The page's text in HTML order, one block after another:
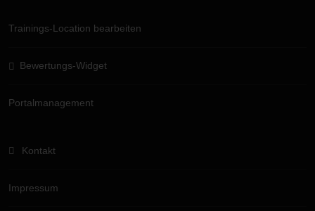
Trainings-Location bearbeiten
Bewertungs-Widget
Portalmanagement
Kontakt
Impressum